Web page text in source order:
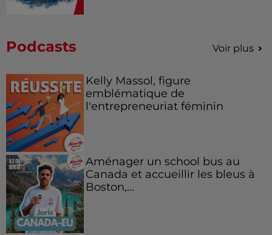
Podcasts Voir plus
Kelly Massol, figure
emblématique de
l'entrepreneuriat féminin
Aménager un school bus au
Canada et accueillir les bleus à
Boston,...